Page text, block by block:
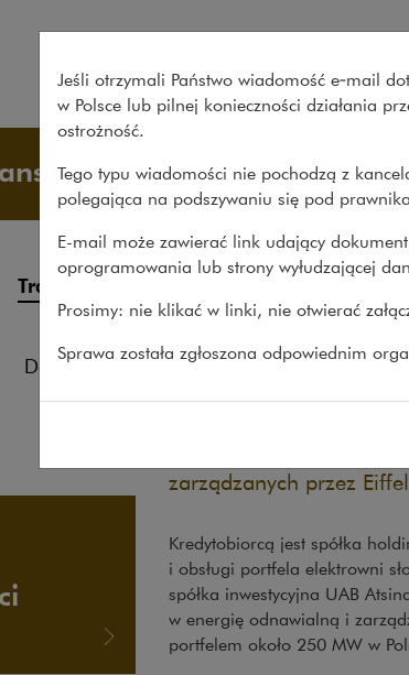
Transakcje
Procesy
Doradztwo
Pro bono
Nasze sprawy> Transakcje>
Lords LB
na budowę
12.03.2024
Wspieraliśmy Lords LB
finance, polegającej na
od Europejskiego
zarządzanych przez
Kredytobiorcą jest spółka
i obsługi portfela elektrowni
spółka inwestycyjna UAB
w energię odnawialną i
portfelem około 250 MW w
Jeśli otrzymali Państwo wiadomość e‑mail
w Polsce lub pilnej konieczności działania
ostrożność.
Tego typu wiadomości nie pochodzą z
polegająca na podszywaniu się pod
E-mail może zawierać link udający
oprogramowania lub strony wyłudzającej
Prosimy: nie klikać w linki, nie otwierać
Sprawa została zgłoszona odpowiednim